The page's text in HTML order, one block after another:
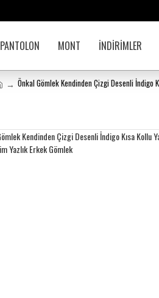
PANTOLON MONT İNDİRİMLER
Önkal Gömlek Kendinden Çizgi Desenli İndigo